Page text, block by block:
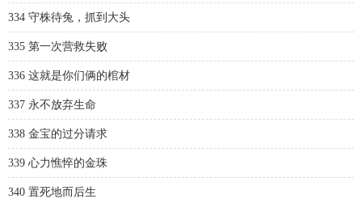
334 守株待兔，抓到大头
335 第一次营救失败
336 这就是你们俩的棺材
337 永不放弃生命
338 金宝的过分请求
339 心力憔悴的金珠
340 置死地而后生